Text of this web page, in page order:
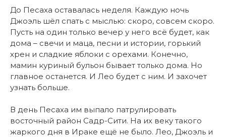
До Песаха оставалась неделя. Каждую ночь
Джоэль шёл спать с мыслью: скоро, совсем скоро.
Пусть на один только вечер у него всё будет, как
дома – свечи и маца, песни и истории, горький
хрен и сладкие яблоки с орехами. Конечно,
мамин куриный бульон бывает только дома. Но
главное останется. И Лео будет с ним. И захочет
узнать больше.
В день Песаха им выпало патрулировать
восточный район Садр-Сити. На их веку такого
жаркого дня в Ираке ещё не было. Лео, Джоэль и